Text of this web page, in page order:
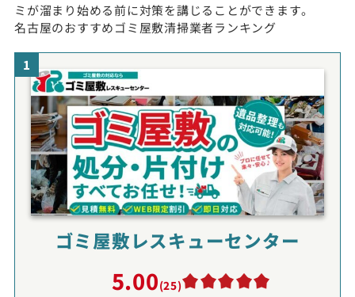
ミが溜まり始める前に対策を講じることができます。
名古屋のおすすめゴミ屋敷清掃業者ランキング
1
ゴミ屋敷レスキューセンター
5.00(25)